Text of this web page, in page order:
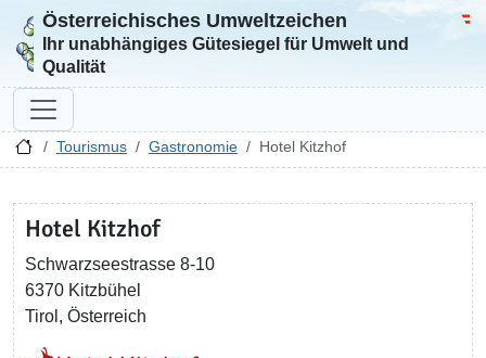
Zur Startseite
Österreichisches Umweltzeichen
Ihr unabhängiges Gütesiegel für Umwelt und
Qualität
Tourismus Gastronomie Hotel Kitzhof
Hotel Kitzhof
Schwarzseestrasse 8-10
6370 Kitzbühel
Tirol, Österreich